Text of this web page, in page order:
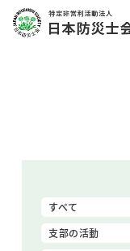
すべて
支部の活動